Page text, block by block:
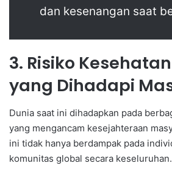
dan kesenangan saat
3. Risiko
yang Dihadapi
Dunia saat ini dihadapkan pada
yang mengancam kesejahteraan
ini tidak hanya berdampak pada
komunitas global secara keseluruhan.